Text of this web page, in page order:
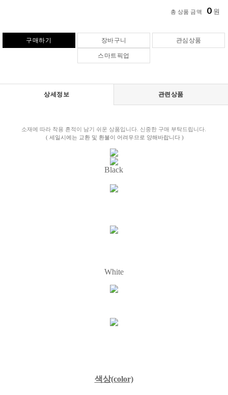
총 상품 금액 0 원
구매하기 장바구니
관심상품
스마트픽업
상세정보 관련상품
소재에 따라 착용 흔적이 남기 쉬운 상품입니다. 신중한 구매 부탁드립니다.
( 세일시에는 교환 및 환불이 어려우므로 양해바랍니다 )
Black
White
색상(color)